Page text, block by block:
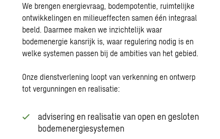
We brengen energievraag, bodempotentie, ruimtelijke
ontwikkelingen en milieueffecten samen één integraal
beeld. Daarmee maken we inzichtelijk waar
bodemenergie kansrijk is, waar regulering nodig is en
welke systemen passen bij de ambities van het gebied.
Onze dienstverlening loopt van verkenning en ontwerp
tot vergunningen en realisatie:
advisering en realisatie van open en gesloten
bodemenergiesystemen